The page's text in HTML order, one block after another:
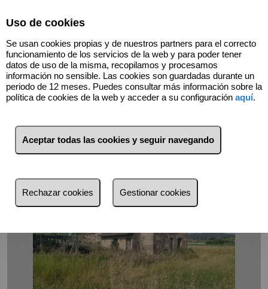
Volver
Uso de cookies
Se usan cookies propias y de nuestros partners para el correcto
funcionamiento de los servicios de la web y para poder tener
datos de uso de la misma, recopilamos y procesamos
información no sensible. Las cookies son guardadas durante un
periodo de 12 meses. Puedes consultar más información sobre la
política de cookies de la web y acceder a su configuración aquí.
Aceptar todas las cookies y seguir navegando
Rechazar cookies Gestionar cookies